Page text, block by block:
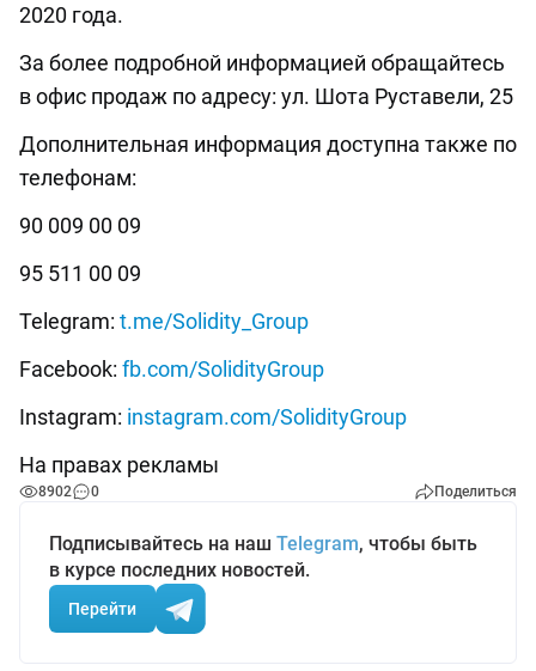
2020 года.
За более подробной информацией обращайтесь
в офис продаж по адресу: ул. Шота Руставели, 25
Дополнительная информация доступна также по
телефонам:
90 009 00 09
95 511 00 09
Telegram: t.me/Solidity_Group
Facebook: fb.com/SolidityGroup
Instagram: instagram.com/SolidityGroup
На правах рекламы
8902 0 Поделиться
Подписывайтесь на наш Telegram, чтобы быть
в курсе последних новостей.
Перейти